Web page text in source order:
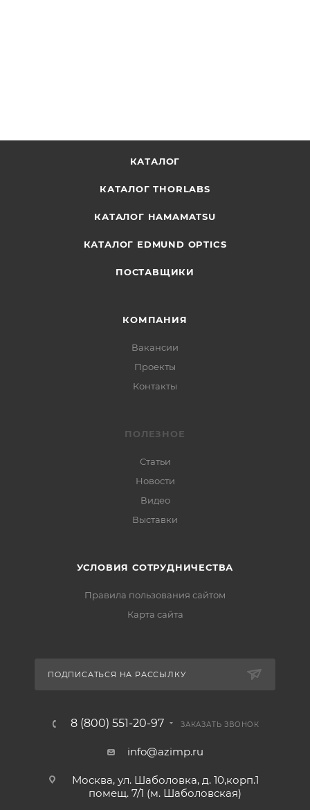
КАТАЛОГ
КАТАЛОГ THORLABS
КАТАЛОГ HAMAMATSU
КАТАЛОГ EDMUND OPTICS
ПОСТАВЩИКИ
КОМПАНИЯ
Вакансии
Проекты
Контакты
ПОЛЕЗНОЕ
Статьи
Новости
Видео
Выставки
УСЛОВИЯ СОТРУДНИЧЕСТВА
Правила пользования сайтом
Карта сайта
ПОДПИСАТЬСЯ НА РАССЫЛКУ
8 (800) 551-20-97 ЗАКАЗАТЬ ЗВОНОК
info@azimp.ru
Москва, ул. Шаболовка, д. 10,корп.1
помещ. 7/1 (м. Шаболовская)